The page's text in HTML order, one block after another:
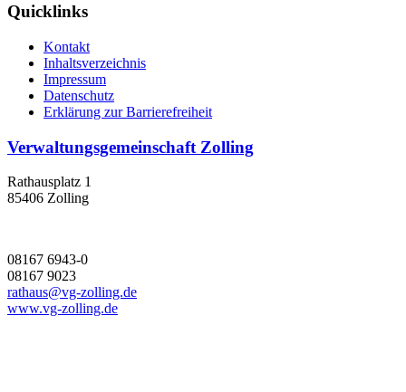
Quicklinks
Kontakt
Inhaltsverzeichnis
Impressum
Datenschutz
Erklärung zur Barrierefreiheit
Verwaltungsgemeinschaft Zolling
Rathausplatz 1
85406 Zolling
08167 6943-0
08167 9023
rathaus@vg-zolling.de
www.vg-zolling.de